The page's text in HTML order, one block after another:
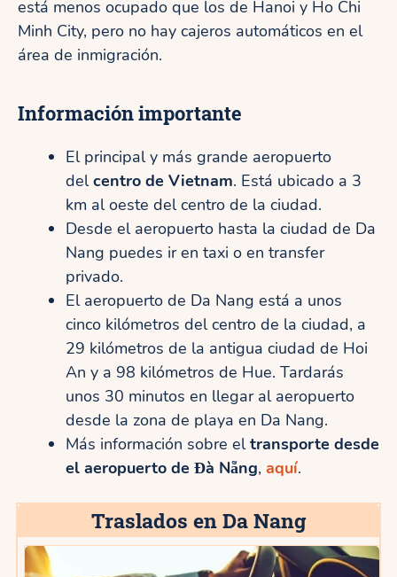
está menos ocupado que los de Hanoi y Ho Chi
Minh City, pero no hay cajeros automáticos en el
área de inmigración.
Información importante
El principal y más grande aeropuerto
delcentro de Vietnam. Está ubicado a 3
km al oeste del centro de la ciudad.
Desde el aeropuerto hasta la ciudad de Da
Nang puedes ir en taxi o en transfer
privado.
El aeropuerto de Da Nang está a unos
cinco kilómetros del centro de la ciudad, a
29 kilómetros de la antigua ciudad de Hoi
An y a 98 kilómetros de Hue. Tardarás
unos 30 minutos en llegar al aeropuerto
desde la zona de playa en Da Nang.
Más información sobre eltransporte desde
el aeropuerto de Đà Nẵng, aquí.
Traslados en Da Nang